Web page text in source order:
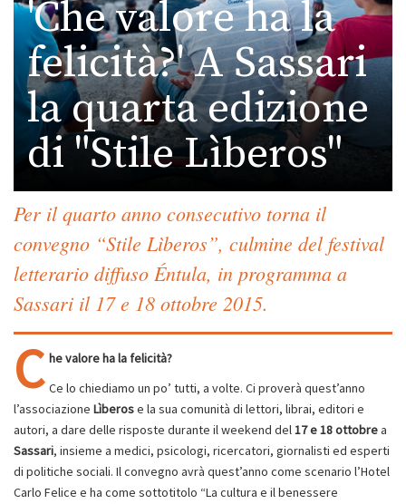
'Che valore ha la
felicità?' A Sassari
la quarta edizione
di "Stile Lìberos"
Per il quarto anno consecutivo torna il
convegno “Stile Lìberos”, culmine del festival
letterario diffuso Éntula, in programma a
Sassari il 17 e 18 ottobre 2015.
C he valore ha la felicità?
Ce lo chiediamo un po’ tutti, a volte. Ci proverà quest’anno
l’associazione Lìberose la sua comunità di lettori, librai, editori e
autori, a dare delle risposte durante il weekend del17 e 18 ottobrea
Sassari, insieme a medici, psicologi, ricercatori, giornalisti ed esperti
di politiche sociali. Il convegno avrà quest’anno come scenario l’Hotel
Carlo Felice e ha come sottotitolo “La cultura e il benessere